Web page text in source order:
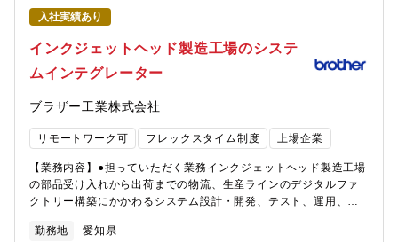
計画・実装します。■最新技術の調査・試行・導入計画・実装近年
はAI活用に対する期待が高まっており、AIエージェント、AIによ
るシステム開発など調査から、試行により導入計画を立案し、実
際にユーザ提供するところまで担当いたします。その他の最新技
術についても絶えず情報収集・試行を進め、活用が見込まれる最
り、複数のプロジェクトやタスクを担当し、柔軟に業務を進めて
頂きます。【配属組織】原子力技術部 原子力ITグループ【仕事
や部署の魅力】■ 原子力セグメントのIT基盤を支える業務原子力セ
に業務を進めるためのIT基盤を提供します。IT基盤の最適化は、各
部門の業務効率を向上させ、原子力による安定したエネルギー供
給を支える重要な役割を果たします。このポジションでは、将来
を見据えたアプローチでIT戦略を立案し、原子力事業の持続可能
入社実績あり
インクジェットヘッド製造工場のシステ
ムインテグレーター
ブラザー工業株式会社
リモートワーク可 フレックスタイム制度 上場企業
【業務内容】●担っていただく業務インクジェットヘッド製造工場
の部品受け入れから出荷までの物流、生産ラインのデジタルファ
クトリー構築にかかわるシステム設計・開発、テスト、運用、保
財。デジタルファクトリーチームのスペシャリストもしくはマネ
勤務地 愛知県